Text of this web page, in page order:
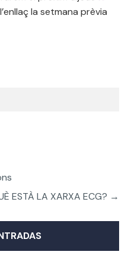
la setmana prèvia
ESTÀ LA XARXA ECG? →